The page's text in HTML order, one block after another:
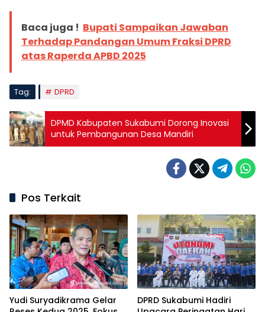
Baca juga ! Bupati Sampaikan Jawaban
Terhadap Pandangan Umum Fraksi DPRD
atas Raperda APBD 2025
Tag: DPRD
DPMD Kabupaten Sukabumi Dorong Inovasi
untuk Pembangunan Desa Mandiri
Pos Terkait
Yudi Suryadikrama Gelar
DPRD Sukabumi Hadiri